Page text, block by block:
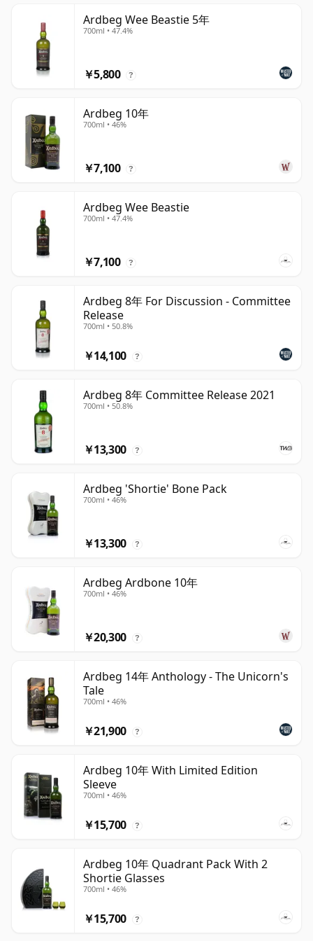
Ardbeg Wee Beastie 5年
700ml • 47.4%
￥5,800 ?
Ardbeg 10年
700ml • 46%
￥7,100 ?
Ardbeg Wee Beastie
700ml • 47.4%
￥7,100 ?
Ardbeg 8年 For Discussion - Committee
Release
700ml • 50.8%
￥14,100 ?
Ardbeg 8年 Committee Release 2021
700ml • 50.8%
￥13,300 ?
Ardbeg 'Shortie' Bone Pack
700ml • 46%
￥13,300 ?
Ardbeg Ardbone 10年
700ml • 46%
￥20,300 ?
Ardbeg 14年 Anthology - The Unicorn's
Tale
700ml • 46%
￥21,900 ?
Ardbeg 10年 With Limited Edition
Sleeve
700ml • 46%
￥15,700 ?
Ardbeg 10年 Quadrant Pack With 2
Shortie Glasses
700ml • 46%
￥15,700 ?